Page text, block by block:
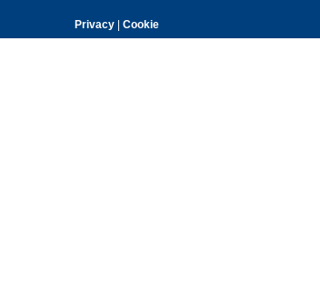
Privacy| Cookie